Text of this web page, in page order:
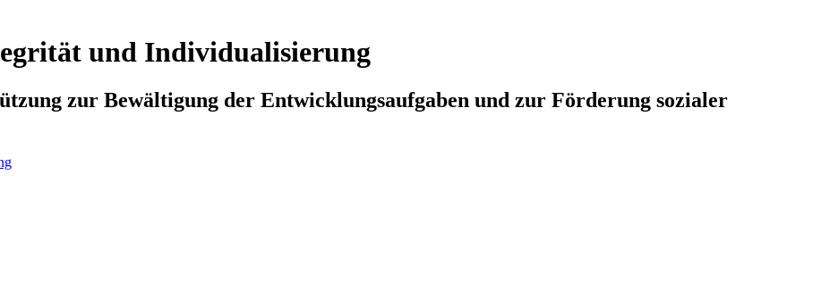
und Individualisierung
zur Bewältigung der Entwicklungsaufgaben und zur Förderung sozialer